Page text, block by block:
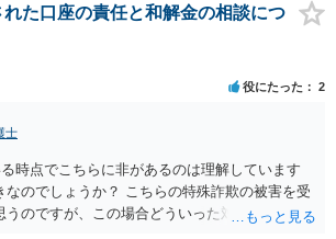
た口座の責任と和解金の相談につ
役にたった 2
士
時点でこちらに非があるのは理解しています
なのでしょうか？ こちらの特殊詐欺の被害を受
うのですが、この場合どういった対処が必要で